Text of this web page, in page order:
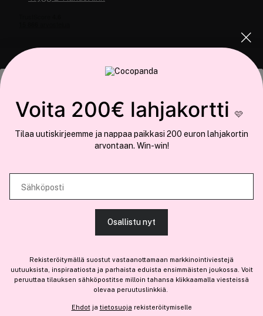
Tämä sivusto käyttää evästeitä
Käytämme evästeitä tarjoamamme sisällön ja mainosten
räätälöimiseen, sosiaalisen median ominaisuuksien tukemiseen ja
käytät sivustoamme. Kumppanimme voivat yhdistää näitä tietoja muihin
Meistä
Jos haluat henkilökohtaista neuvoa ammattitason hiustuotteista,
Voita 200€ lahjakortti 🩷
Tilaa uutiskirjeemme ja nappaa paikkasi 200 euron lahjakortin
arvontaan. Win-win!
Sähköposti
Osallistu nyt
Rekisteröitymällä suostut vastaanottamaan markkinointiviestejä
uutuuksista, inspiraatiosta ja parhaista eduista ensimmäisten joukossa. Voit
peruuttaa tilauksen sähköpostitse milloin tahansa klikkaamalla viesteissä
olevaa peruutuslinkkiä.
Ehdotja tietosuoja rekisteröitymiselle